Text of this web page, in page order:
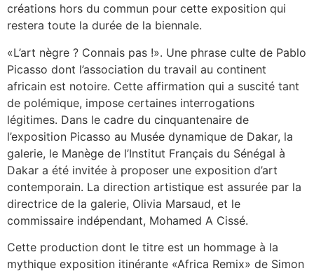
créations hors du commun pour cette exposition qui
restera toute la durée de la biennale.
«L’art nègre ? Connais pas !». Une phrase culte de Pablo
Picasso dont l’association du travail au continent
africain est notoire. Cette affirmation qui a suscité tant
de polémique, impose certaines interrogations
légitimes. Dans le cadre du cinquantenaire de
l’exposition Picasso au Musée dynamique de Dakar, la
galerie, le Manège de l’Institut Français du Sénégal à
Dakar a été invitée à proposer une exposition d’art
contemporain. La direction artistique est assurée par la
directrice de la galerie, Olivia Marsaud, et le
commissaire indépendant, Mohamed A Cissé.
Cette production dont le titre est un hommage à la
mythique exposition itinérante «Africa Remix» de Simon